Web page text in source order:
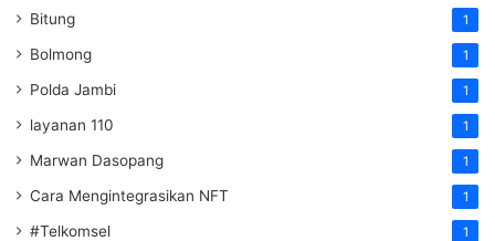
Bitung 1
Bolmong 1
Polda Jambi 1
layanan 110 1
Marwan Dasopang 1
Cara Mengintegrasikan NFT 1
#Telkomsel 1